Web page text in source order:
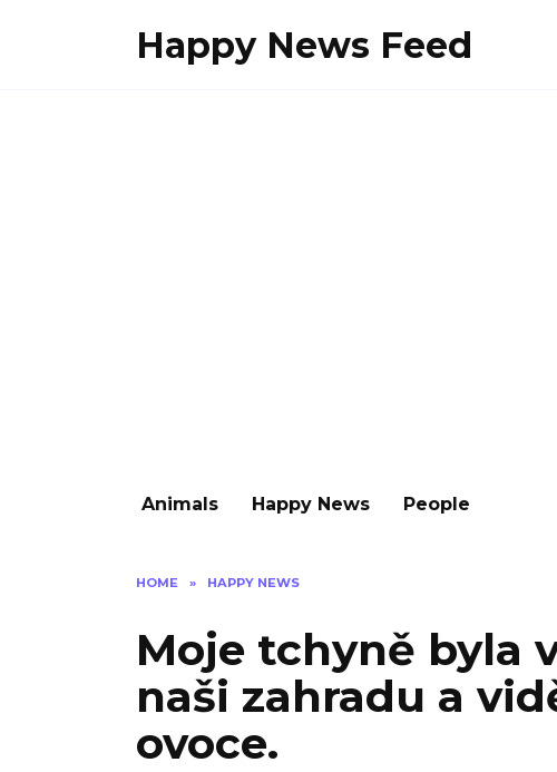
Happy News Feed
Animals Happy News People
HOME » HAPPY NEWS
Moje tchyně byla
naši zahradu a
ovoce.